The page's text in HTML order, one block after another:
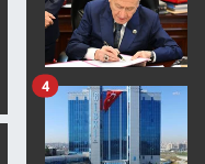
4